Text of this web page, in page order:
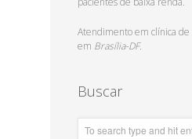
Atendimento em clínica de
em Brasília-DF.
Buscar